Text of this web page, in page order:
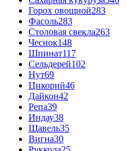
Горох овощной283
Фасоль283
Столовая свекла263
Чеснок148
Шпинат117
Сельдерей102
Нут69
Цикорий46
Дайкон42
Репа39
Индау38
Щавель35
Вигна30